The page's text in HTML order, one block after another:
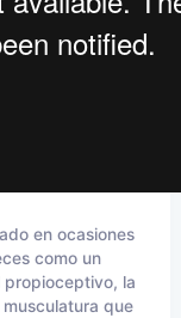
en ocasiones
como un
la
que